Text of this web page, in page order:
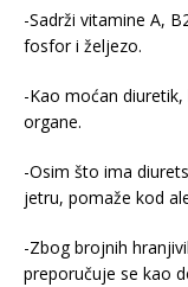
-Sadrži vitamine A,
fosfor i željezo.
-Kao moćan
organe.
-Osim što ima
jetru, pomaže kod
-Zbog brojnih
preporučuje se kao